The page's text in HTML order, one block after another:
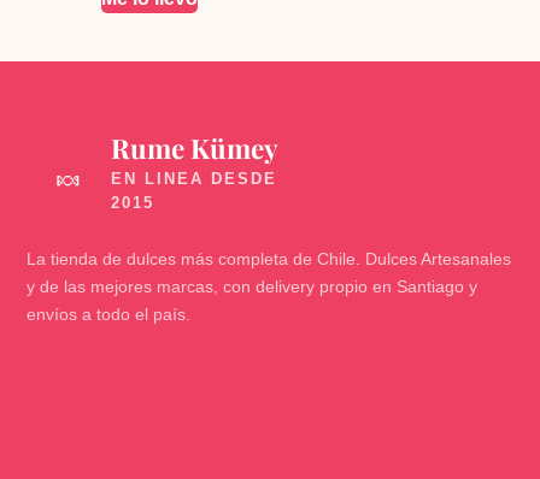
🍬
Rume Kümey
La tienda de dulces más completa de Chile. Dulces Artesanales
y de las mejores marcas, con delivery propio en Santiago y
envíos a todo el país.